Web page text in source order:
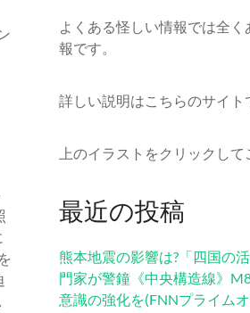
よくある怪しい情報では全
報です。
詳しい説明はこちらのサイト
上のイラストをクリックして
最近の投稿
熊本地震の影響は?「四国の
門家が警鐘《中央構造線》
意識の強化を(FNNプライム